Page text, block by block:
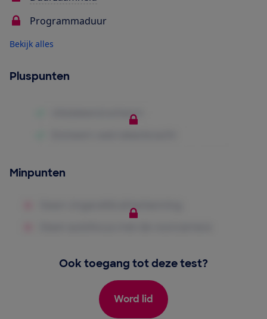
Programmaduur
Bekijk alles
Pluspunten
Minpunten
Ook toegang tot deze test?
Word lid